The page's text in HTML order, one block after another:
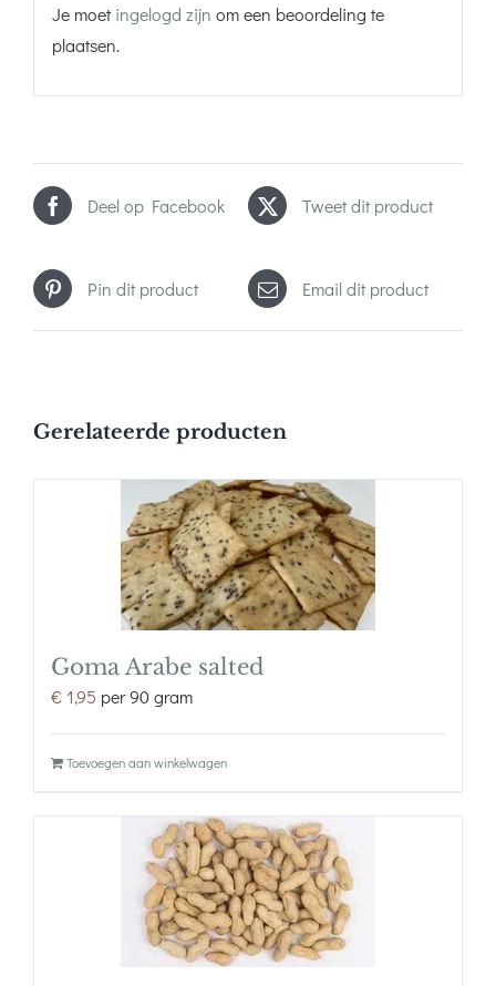
Je moetingelogd zijn om een beoordeling te
plaatsen.
Deel op Facebook Tweet dit product
Pin dit product Email dit product
Gerelateerde producten
Goma Arabe salted
€ 1,95 per 90 gram
Toevoegen aan winkelwagen